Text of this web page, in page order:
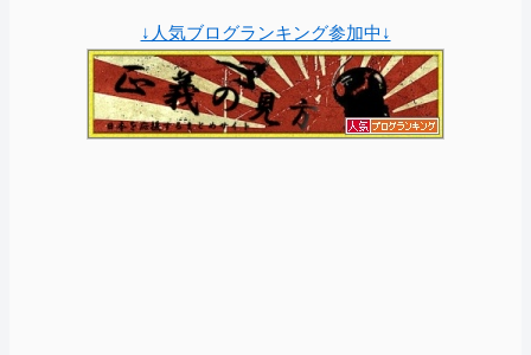
↓人気ブログランキング参加中↓